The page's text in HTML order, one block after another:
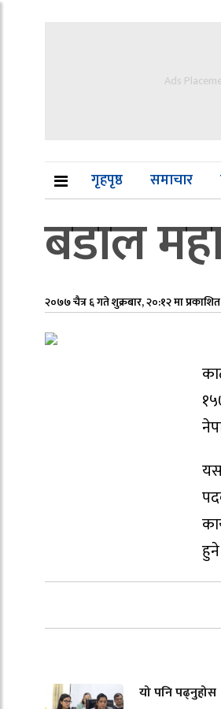
Ads
गृहपृष्ठ समाचार
बडाल
२०७७ चैत्र ६ गते शुक्रबार, २०:१२ मा प्रकाशित
यो पनि पढ्नुहोस